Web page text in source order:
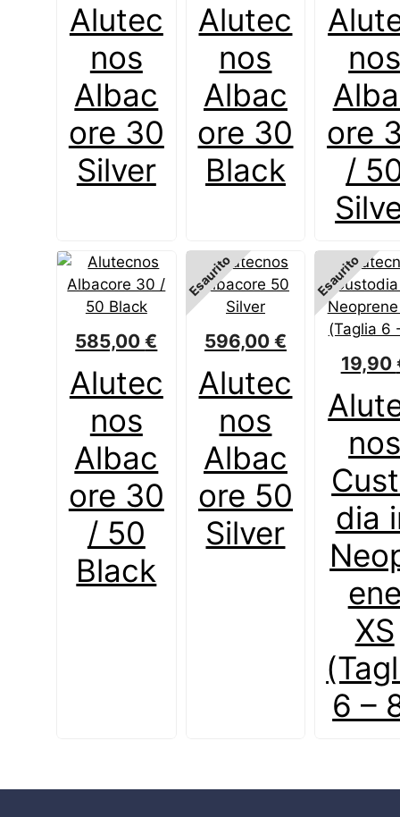
Alutec
nos
Albac
ore 30
Silver
Alutec
nos
Albac
ore 30
Black
ore
/
Alutec
nos
Albac
ore 30
/ 50
Black
585,00€
Esaurito
Alutec
nos
Albac
ore 50
Silver
596,00 €
Esaurito
dia
XS
6 –
19,90